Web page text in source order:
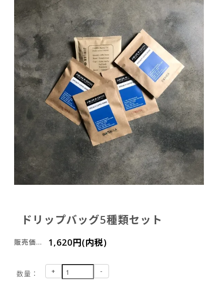
ドリップバッグ5種類セット
販売価格： 1,620円(内税)
数量： + -